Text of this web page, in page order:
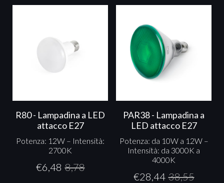
R80 - Lampadina a LED
attacco E27
Potenza: 12W – Intensità:
2700K
€6,48 8,78
PAR38 - Lampadina a
LED attacco E27
Potenza: da 10W a 12W –
Intensità: da 3000K a
4000K
€28,44 38,55